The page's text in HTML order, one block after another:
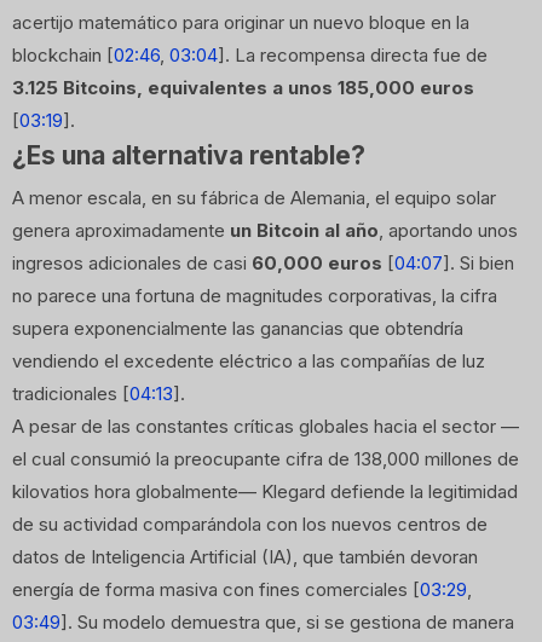
acertijo matemático para originar un nuevo bloque en la
blockchain [02:46, 03:04]. La recompensa directa fue de
3.125 Bitcoins, equivalentes a unos 185,000 euros
[03:19].
¿Es una alternativa rentable?
A menor escala, en su fábrica de Alemania, el equipo solar
genera aproximadamente un Bitcoin al año, aportando unos
ingresos adicionales de casi 60,000 euros [04:07]. Si bien
no parece una fortuna de magnitudes corporativas, la cifra
supera exponencialmente las ganancias que obtendría
vendiendo el excedente eléctrico a las compañías de luz
tradicionales [04:13].
A pesar de las constantes críticas globales hacia el sector —
el cual consumió la preocupante cifra de 138,000 millones de
kilovatios hora globalmente— Klegard defiende la legitimidad
de su actividad comparándola con los nuevos centros de
datos de Inteligencia Artificial (IA), que también devoran
energía de forma masiva con fines comerciales [03:29,
03:49]. Su modelo demuestra que, si se gestiona de manera